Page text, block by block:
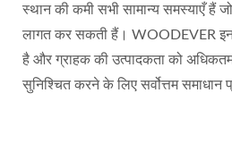
स्थान की कमी सभी सामान्य समस्याएँ
लागत कर सकती हैं। WOODEVER
है और ग्राहक की उत्पादकता को
सुनिश्चित करने के लिए सर्वोत्तम समाधान